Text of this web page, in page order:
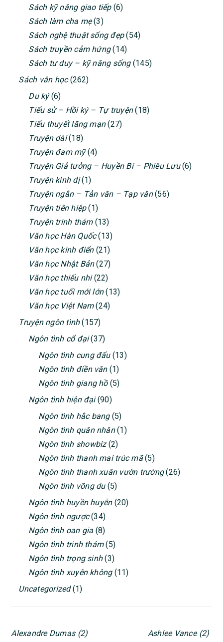
Sách kỹ năng giao tiếp(6)
Sách làm cha mẹ(3)
Sách nghệ thuật sống đẹp(54)
Sách truyền cảm hứng(14)
Sách tư duy – kỹ năng sống(145)
Sách văn học(262)
Du ký(6)
Tiểu sử – Hồi ký – Tự truyện(18)
Tiểu thuyết lãng mạn(27)
Truyện dài(18)
Truyện đam mỹ(4)
Truyện Giả tưởng – Huyền Bí – Phiêu Lưu(6)
Truyện kinh dị(1)
Truyện ngắn – Tản văn – Tạp văn(56)
Truyện tiên hiệp(1)
Truyện trinh thám(13)
Văn học Hàn Quốc(13)
Văn học kinh điển(21)
Văn học Nhật Bản(27)
Văn học thiếu nhi(22)
Văn học tuổi mới lớn(13)
Văn học Việt Nam(24)
Truyện ngôn tình(157)
Ngôn tình cổ đại(37)
Ngôn tình cung đấu(13)
Ngôn tình điền văn(1)
Ngôn tình giang hồ(5)
Ngôn tình hiện đại(90)
Ngôn tình hắc bang(5)
Ngôn tình quân nhân(1)
Ngôn tình showbiz(2)
Ngôn tình thanh mai trúc mã(5)
Ngôn tình thanh xuân vườn trường(26)
Ngôn tình võng du(5)
Ngôn tình huyền huyễn(20)
Ngôn tình ngược(34)
Ngôn tình oan gia (8)
Ngôn tình trinh thám(5)
Ngôn tình trọng sinh(3)
Ngôn tình xuyên không(11)
Uncategorized(1)
Alexandre Dumas (2) Ashlee Vance (2)